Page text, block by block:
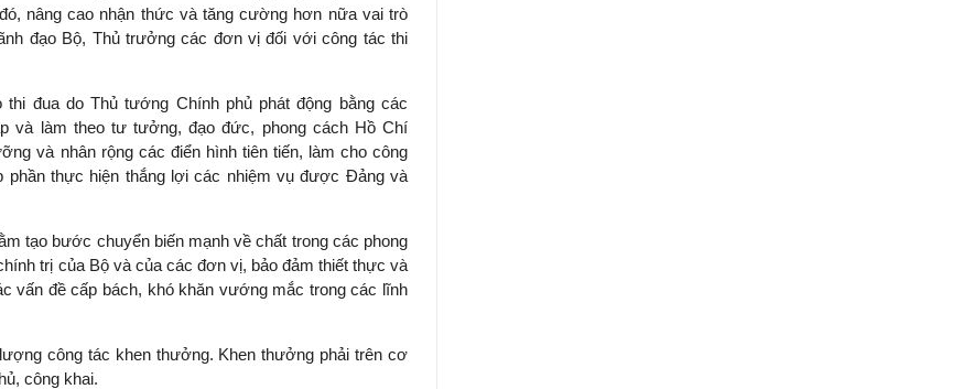
nâng cao nhận thức và tăng cường hơn nữa vai trò
đạo Bộ, Thủ trưởng các đơn vị đối với công tác thi
thi đua do Thủ tướng Chính phủ phát động bằng các
và làm theo tư tưởng, đạo đức, phong cách Hồ Chí
và nhân rộng các điển hình tiên tiến, làm cho công
thực hiện thắng lợi các nhiệm vụ được Đảng và
tạo bước chuyển biến mạnh về chất trong các phong
trị của Bộ và của các đơn vị, bảo đảm thiết thực và
vấn đề cấp bách, khó khăn vướng mắc trong các lĩnh
công tác khen thưởng. Khen thưởng phải trên cơ
công khai.